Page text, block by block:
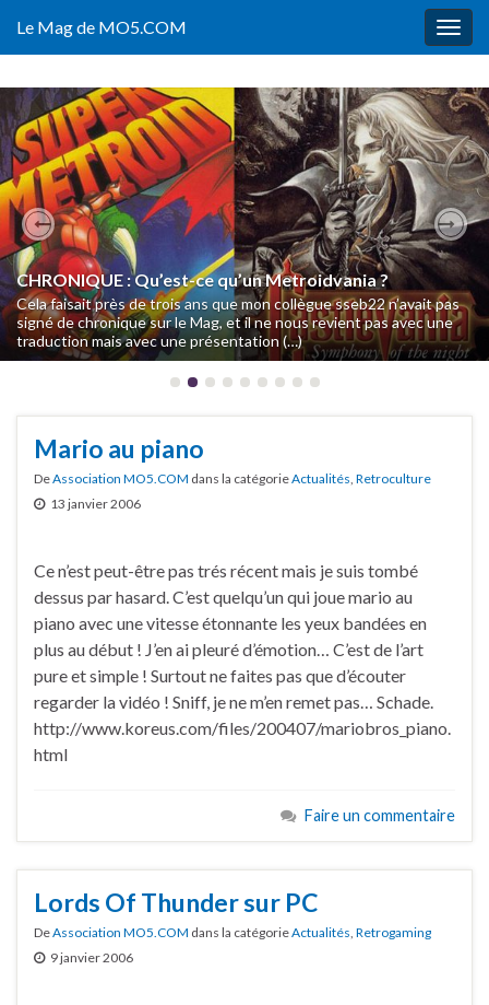
Le Mag de MO5.COM
CHRONIQUE : Qu’est-ce qu’un Metroidvania ?
Cela faisait près de trois ans que mon collègue sseb22 n’avait pas
signé de chronique sur le Mag, et il ne nous revient pas avec une
traduction mais avec une présentation (…)
Previous
Mario au piano
DeAssociation MO5.COM dans la catégorieActualités, Retroculture
13 janvier 2006
Ce n’est peut-être pas trés récent mais je suis tombé
dessus par hasard. C’est quelqu’un qui joue mario au
piano avec une vitesse étonnante les yeux bandées en
plus au début ! J’en ai pleuré d’émotion… C’est de l’art
pure et simple ! Surtout ne faites pas que d’écouter
regarder la vidéo ! Sniff, je ne m’en remet pas… Schade.
http://www.koreus.com/files/200407/mariobros_piano.
html
Faire un commentaire
Lords Of Thunder sur PC
DeAssociation MO5.COM dans la catégorieActualités, Retrogaming
9 janvier 2006